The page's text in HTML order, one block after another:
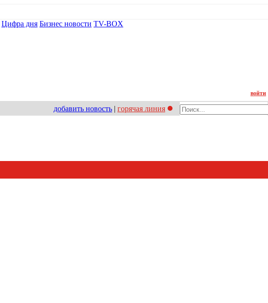
Цифра дня Бизнес новости TV-BOX
войти
добавить новость | горячая линия